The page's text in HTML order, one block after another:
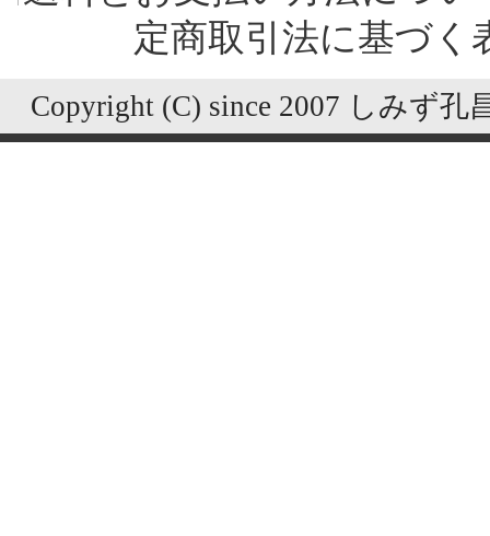
定商取引法に基づく
Copyright (C) since 2007 しみず